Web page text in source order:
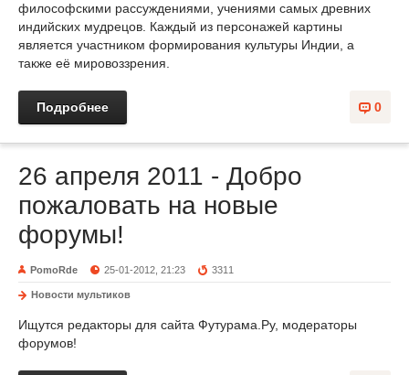
философскими рассуждениями, учениями самых древних
индийских мудрецов. Каждый из персонажей картины
является участником формирования культуры Индии, а
также её мировоззрения.
0
Подробнее
26 апреля 2011 - Добро
пожаловать на новые
форумы!
PomoRde 25-01-2012, 21:23 3311
Новости мультиков
Ищутся редакторы для сайта Футурама.Ру, модераторы
форумов!